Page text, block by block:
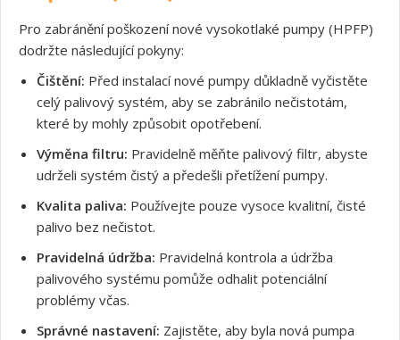
Pro zabránění poškození nové vysokotlaké pumpy (HPFP)
dodržte následující pokyny:
Čištění: Před instalací nové pumpy důkladně vyčistěte
celý palivový systém, aby se zabránilo nečistotám,
které by mohly způsobit opotřebení.
Výměna filtru: Pravidelně měňte palivový filtr, abyste
udrželi systém čistý a předešli přetížení pumpy.
Kvalita paliva: Používejte pouze vysoce kvalitní, čisté
palivo bez nečistot.
Pravidelná údržba: Pravidelná kontrola a údržba
palivového systému pomůže odhalit potenciální
problémy včas.
Správné nastavení: Zajistěte, aby byla nová pumpa
Souhlasím s GDPR